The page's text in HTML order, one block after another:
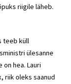
riigile läheb.
teeb küll
ülesanne
hea. Lauri
riik oleks saanud